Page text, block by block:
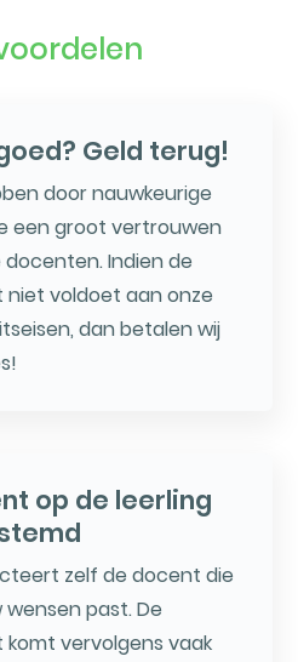
Geld terug!
door nauwkeurige
een groot vertrouwen
docenten. Indien de
voldoet aan onze
dan betalen wij
op de leerling
zelf de docent die
wensen past. De
vervolgens vaak